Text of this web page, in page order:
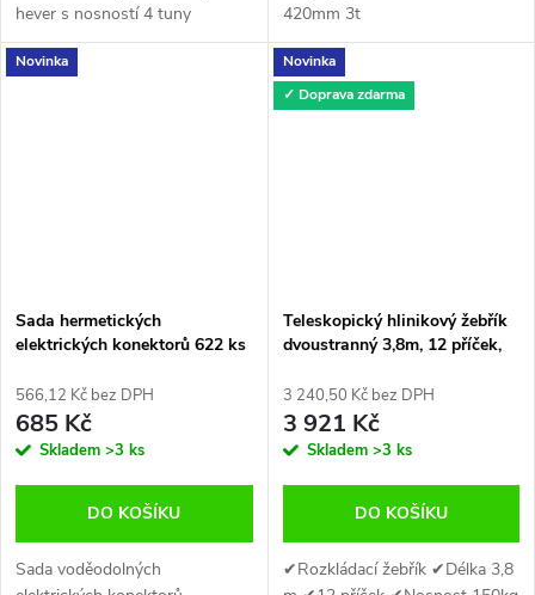
hever s nosností 4 tuny
420mm 3t
Novinka
Sada hermetických
elektrických konektorů 622 ks
566,12 Kč bez DPH
685 Kč
Skladem >3 ks
DO KOŠÍKU
Sada voděodolných
Novinka
✓ Doprava zdarma
Teleskopický hlinikový žebřík
dvoustranný 3,8m, 12 příček,
3 240,50 Kč bez DPH
3 921 Kč
Skladem >3 ks
DO KOŠÍKU
✔Rozkládací žebřík ✔Délka 3,8